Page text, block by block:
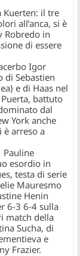
Kuerten: il tre
all’anca, si è
Robredo in
di essere
Igor
diSebastien
e di Haas nel
, battuto
dal
York anche
è arreso a
Pauline
esordio in
testa di serie
Mauresmo
Henin
6-3 6-4 sulla
match della
Sucha, di
e
Frazier.